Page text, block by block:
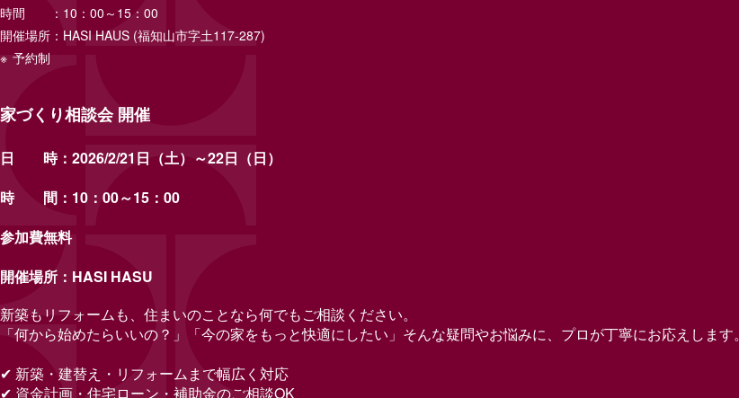
時間
10：00～15：00
開催場所
HASI HAUS (福知山市字土117-287)
※ 予約制
家づくり相談会 開催
日 時：2026/2/21日（土）～22日（日）
時 間：10：00～15：00
参加費無料
開催場所：HASI HASU
新築もリフォームも、住まいのことなら何でもご相談ください。
「何から始めたらいいの？」「今の家をもっと快適にしたい」そんな疑問やお悩みに、プロが丁寧にお応えします。
✔ 新築・建替え・リフォームまで幅広く対応
✔ 資金計画・住宅ローン・補助金のご相談OK